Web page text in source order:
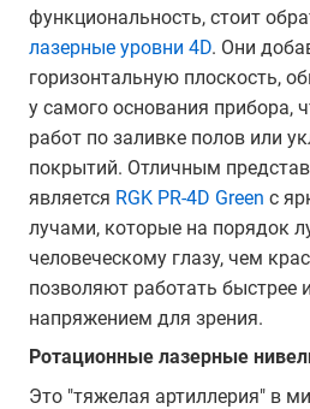
функциональность, стоит
лазерные уровни 4D. Они
горизонтальную плоскость,
у самого основания прибора,
работ по заливке полов или
покрытий. Отличным
является RGK PR-4D Green с
лучами, которые на порядок
человеческому глазу, чем
позволяют работать быстрее
напряжением для зрения.
Ротационные лазерные
Это "тяжелая артиллерия" в